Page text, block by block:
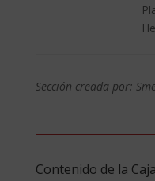
Sección creada por:
Contenido de la